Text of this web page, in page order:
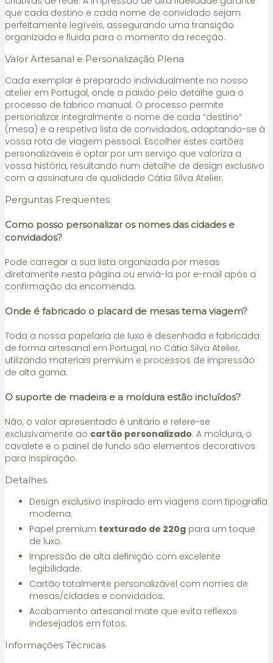
que cada destino e cada nome de convidado sejam
perfeitamente legíveis, assegurando uma transição
organizada e fluida para o momento da receção.
Valor Artesanal e Personalização Plena
Cada exemplar é preparado individualmente no nosso
atelier em Portugal, onde a paixão pelo detalhe guia o
processo de fabrico manual. O processo permite
personalizar integralmente o nome de cada “destino”
(mesa) e a respetiva lista de convidados, adaptando-se à
vossa rota de viagem pessoal. Escolher estes cartões
personalizáveis é optar por um serviço que valoriza a
vossa história, resultando num detalhe de design exclusivo
com a assinatura de qualidade Cátia Silva Atelier.
Perguntas Frequentes
Como posso personalizar os nomes das cidades e
convidados?
Pode carregar a sua lista organizada por mesas
diretamente nesta página ou enviá-la por e-mail após a
confirmação da encomenda.
Onde é fabricado o placard de mesas tema viagem?
Toda a nossa papelaria de luxo é desenhada e fabricada
de forma artesanal em Portugal, no Cátia Silva Atelier,
utilizando materiais premium e processos de impressão
de alta gama.
O suporte de madeira e a moldura estão incluídos?
Não, o valor apresentado é unitário e refere-se
exclusivamente ao cartão personalizado. A moldura, o
cavalete e o painel de fundo são elementos decorativos
para inspiração.
Detalhes
Design exclusivo inspirado em viagens com tipografia
moderna.
Papel premium texturado de 220g para um toque
de luxo.
Impressão de alta definição com excelente
legibilidade.
Cartão totalmente personalizável com nomes de
mesas/cidades e convidados.
Acabamento artesanal mate que evita reflexos
indesejados em fotos.
Informações Técnicas